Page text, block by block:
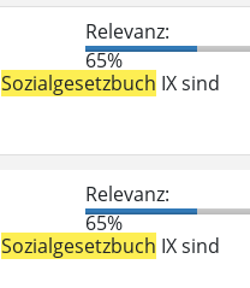
Relevanz:
65%
Sozialgesetzbuch IX sind
Relevanz:
65%
Sozialgesetzbuch IX sind